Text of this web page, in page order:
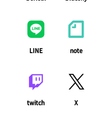
LINE note
twitch X